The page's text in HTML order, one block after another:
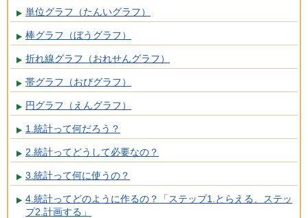
単位グラフ（たんいグラフ）
棒グラフ（ぼうグラフ）
折れ線グラフ（おれせんグラフ）
帯グラフ（おびグラフ）
円グラフ（えんグラフ）
1.統計って何だろう？
2.統計ってどうして必要なの？
3.統計って何に使うの？
4.統計ってどのように作るの？「ステップ1.とらえる、ステッ
プ2.計画する」